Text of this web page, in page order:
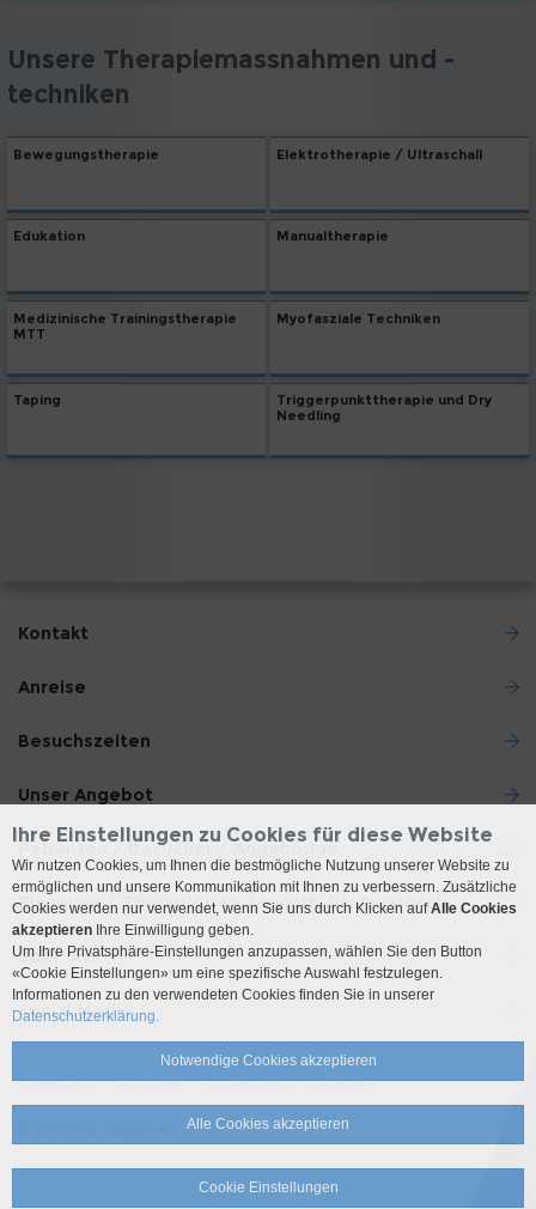
Unsere Therapiemassnahmen und -
techniken
Bewegungstherapie Elektrotherapie / Ultraschall
Edukation Manualtherapie
Medizinische Trainingstherapie
MTT
Myofasziale Techniken
Taping
Triggerpunkttherapie und Dry
Needling
Kontakt
Anreise
Besuchszeiten
Unser Angebot
Patienten / Besucher / Angehörige
Zuweiser / Therapeuten / Health-Professionals
Über uns
Social Media
Impressum Disclaimer Datenschutz Sitemap
Ihre Einstellungen zu Cookies für diese Website
Wir nutzen Cookies, um Ihnen die bestmögliche Nutzung unserer Website zu
ermöglichen und unsere Kommunikation mit Ihnen zu verbessern. Zusätzliche
Cookies werden nur verwendet, wenn Sie uns durch Klicken aufAlle Cookies
akzeptieren Ihre Einwilligung geben.
Um Ihre Privatsphäre-Einstellungen anzupassen, wählen Sie den Button
«Cookie Einstellungen» um eine spezifische Auswahl festzulegen.
Informationen zu den verwendeten Cookies finden Sie in unserer
Datenschutzerklärung.
Notwendige Cookies akzeptieren
Alle Cookies akzeptieren
Cookie Einstellungen